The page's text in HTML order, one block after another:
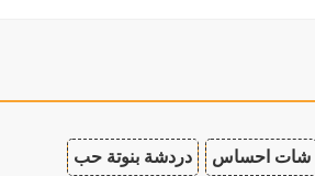
شات احساس دردشة بنوتة حب